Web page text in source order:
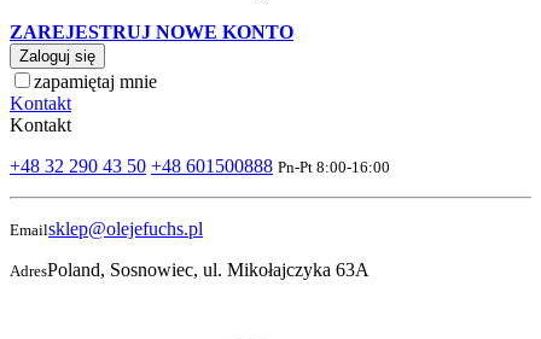
ZAREJESTRUJ NOWE KONTO
Zaloguj się
zapamiętaj mnie
Kontakt
Kontakt
+48 32 290 43 50 +48 601500888 Pn-Pt 8:00-16:00
Emailsklep@olejefuchs.pl
AdresPoland, Sosnowiec, ul. Mikołajczyka 63A